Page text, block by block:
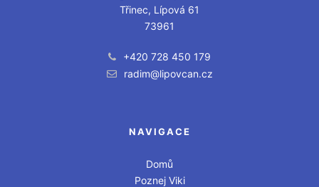
Třinec, Lípová 61
73961
+420 728 450 179
radim@lipovcan.cz
NAVIGACE
Domů
Poznej Viki